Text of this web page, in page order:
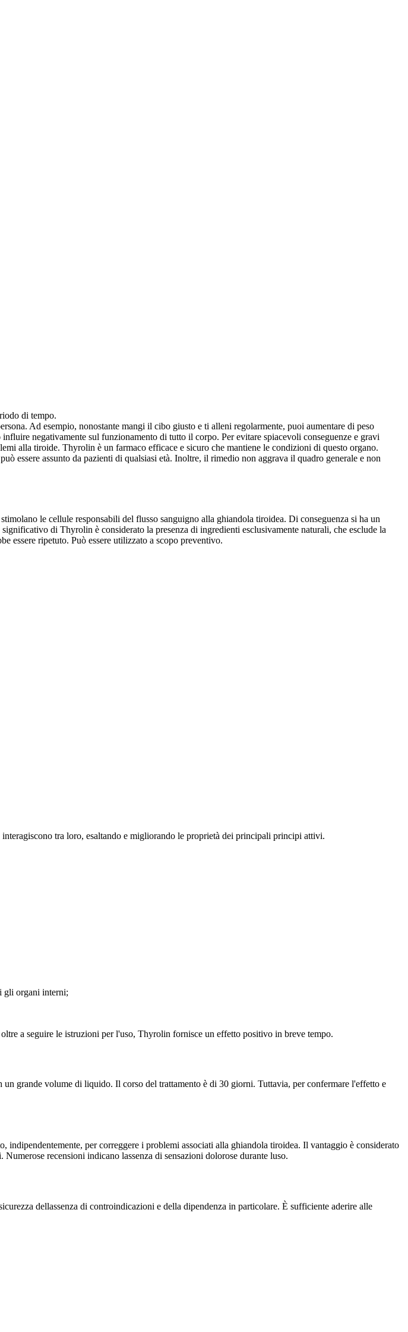
di tempo.
Ad esempio, nonostante mangi il cibo giusto e ti alleni regolarmente, puoi aumentare di peso
negativamente sul funzionamento di tutto il corpo. Per evitare spiacevoli conseguenze e gravi
alla tiroide. Thyrolin è un farmaco efficace e sicuro che mantiene le condizioni di questo organo.
essere assunto da pazienti di qualsiasi età. Inoltre, il rimedio non aggrava il quadro generale e non
le cellule responsabili del flusso sanguigno alla ghiandola tiroidea. Di conseguenza si ha un
di Thyrolin è considerato la presenza di ingredienti esclusivamente naturali, che esclude la
essere ripetuto. Può essere utilizzato a scopo preventivo.
tra loro, esaltando e migliorando le proprietà dei principali principi attivi.
gli organi interni;
a seguire le istruzioni per l'uso, Thyrolin fornisce un effetto positivo in breve tempo.
grande volume di liquido. Il corso del trattamento è di 30 giorni. Tuttavia, per confermare l'effetto e
indipendentemente, per correggere i problemi associati alla ghiandola tiroidea. Il vantaggio è considerato
recensioni indicano lassenza di sensazioni dolorose durante luso.
dellassenza di controindicazioni e della dipendenza in particolare. È sufficiente aderire alle